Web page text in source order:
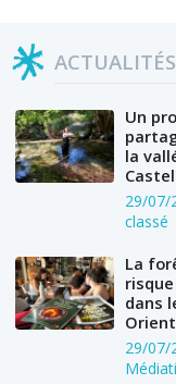
ACTUALITÉS
Un
la
29/07/
classé
La
dans
29/07/